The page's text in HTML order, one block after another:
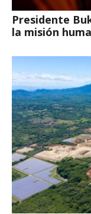
Presidente
la misión